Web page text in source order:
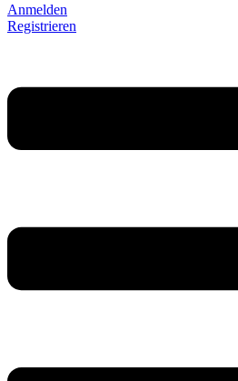
Anmelden
Registrieren